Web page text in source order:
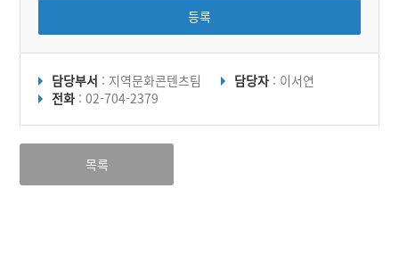
등록
담당부서 : 지역문화콘텐츠팀 담당자 : 이서연
전화 : 02-704-2379
목록